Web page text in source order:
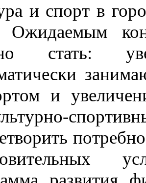
и спорт в
Ожидаемым
стать:
и